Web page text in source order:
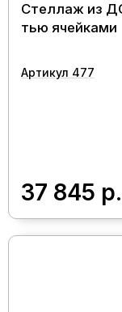
Стеллаж из
тью ячейками
Артикул 477
37 845 р.